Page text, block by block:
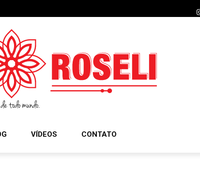
VÍDEOS CONTATO